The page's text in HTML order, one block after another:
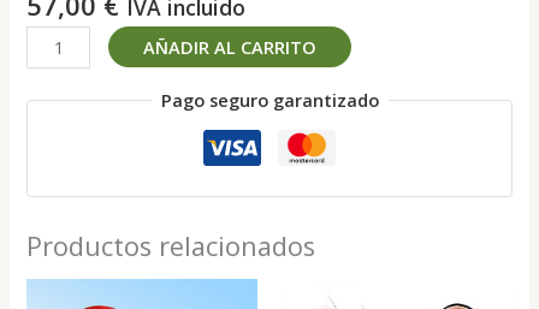
IVA incluido
Masaje
entero
con
75min
cantidad
AÑADIR AL CARRITO
Pago seguro garantizado
Productos relacionados